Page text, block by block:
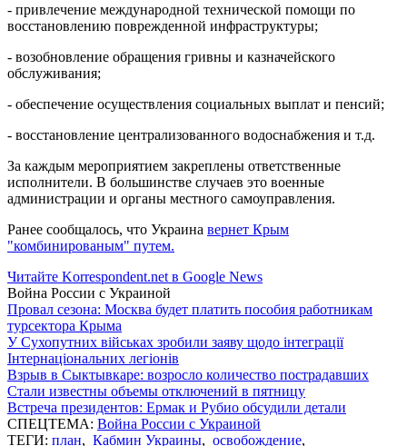
- привлечение международной технической помощи по
восстановлению поврежденной инфраструктуры;
- возобновление обращения гривны и казначейского
обслуживания;
- обеспечение осуществления социальных выплат и пенсий;
- восстановление централизованного водоснабжения и т.д.
За каждым мероприятием закреплены ответственные
исполнители. В большинстве случаев это военные
администрации и органы местного самоуправления.
Ранее сообщалось, что Украина вернет Крым
"комбинированым" путем.
Читайте Korrespondent.net в Google News
Война России с Украиной
Провал сезона: Москва будет платить пособия работникам
турсектора Крыма
У Сухопутних військах зробили заяву щодо інтеграції
Інтернаціональних легіонів
Взрыв в Сыктывкаре: возросло количество пострадавших
Стали известны объемы отключений в пятницу
Встреча президентов: Ермак и Рубио обсудили детали
СПЕЦТЕМА: Война России с Украиной
ТЕГИ: план, Кабмин Украины, освобождение,